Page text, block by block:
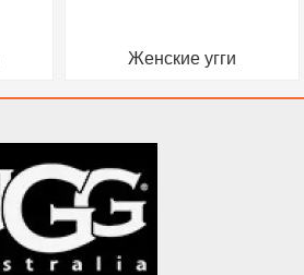
Женские угги